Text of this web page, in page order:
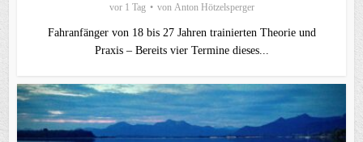
vor 1 Tag von Anton Hötzelsperger
Fahranfänger von 18 bis 27 Jahren trainierten Theorie und
Praxis – Bereits vier Termine dieses...